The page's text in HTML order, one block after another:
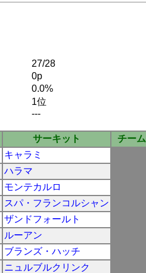
27/28
0p
0.0%
1位
---
サーキット
チーム
キャラミ
ハラマ
モンテカルロ
スパ・フランコルシャン
ザンドフォールト
ルーアン
ブランズ・ハッチ
ニュルブルクリンク